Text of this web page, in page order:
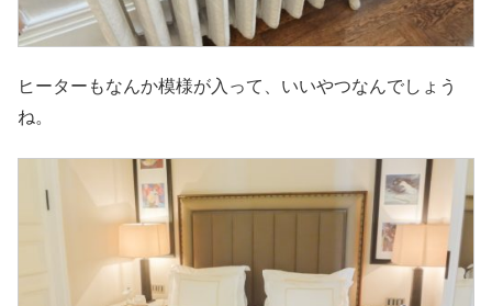
ヒーターもなんか模様が入って、いいやつなんでしょう
ね。